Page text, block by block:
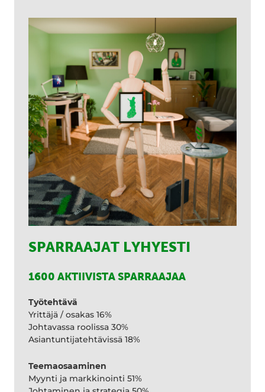
SPARRAAJAT LYHYESTI
1600 AKTIIVISTA SPARRAAJAA
Työtehtävä
Yrittäjä / osakas 16%
Johtavassa roolissa 30%
Asiantuntijatehtävissä 18%
Teemaosaaminen
Myynti ja markkinointi 51%